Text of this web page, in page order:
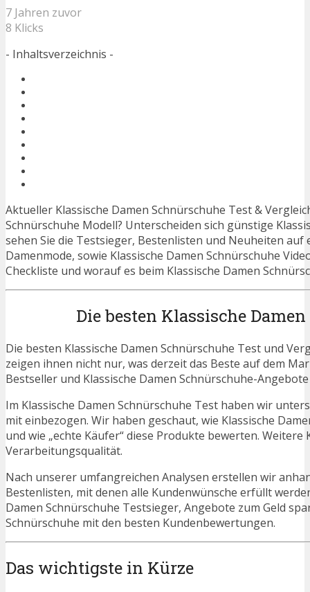
7 Jahren zuvor
8 Klicks
- Inhaltsverzeichnis -
Aktueller Klassische Damen Schnürschuhe Test &
Schnürschuhe Modell? Unterscheiden sich günstige
sehen Sie die Testsieger, Bestenlisten und Neuheiten
Damenmode, sowie Klassische Damen Schnürschuhe
Checkliste und worauf es beim Klassische Damen
Die besten Klassische
Die besten Klassische Damen Schnürschuhe Test und
zeigen ihnen nicht nur, was derzeit das Beste auf dem
Bestseller und Klassische Damen Schnürschuhe-
Im Klassische Damen Schnürschuhe Test haben wir
mit einbezogen. Wir haben geschaut, wie Klassische
und wie „echte Käufer“ diese Produkte bewerten.
Verarbeitungsqualität.
Nach unserer umfangreichen Analysen erstellen wir
Bestenlisten, mit denen alle Kundenwünsche erfüllt
Damen Schnürschuhe Testsieger, Angebote zum Geld
Schnürschuhe mit den besten Kundenbewertungen.
Das wichtigste in Kürze